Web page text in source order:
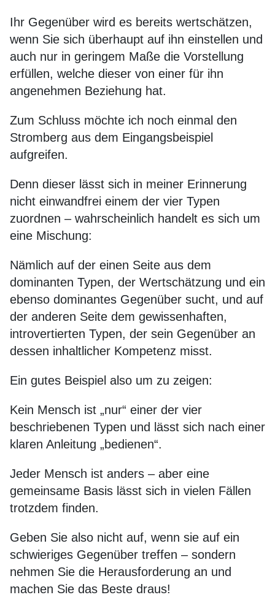
Ihr Gegenüber wird es bereits wertschätzen,
wenn Sie sich überhaupt auf ihn einstellen und
auch nur in geringem Maße die Vorstellung
erfüllen, welche dieser von einer für ihn
angenehmen Beziehung hat.
Zum Schluss möchte ich noch einmal den
Stromberg aus dem Eingangsbeispiel
aufgreifen.
Denn dieser lässt sich in meiner Erinnerung
nicht einwandfrei einem der vier Typen
zuordnen – wahrscheinlich handelt es sich um
eine Mischung:
Nämlich auf der einen Seite aus dem
dominanten Typen, der Wertschätzung und ein
ebenso dominantes Gegenüber sucht, und auf
der anderen Seite dem gewissenhaften,
introvertierten Typen, der sein Gegenüber an
dessen inhaltlicher Kompetenz misst.
Ein gutes Beispiel also um zu zeigen:
Kein Mensch ist „nur“ einer der vier
beschriebenen Typen und lässt sich nach einer
klaren Anleitung „bedienen“.
Jeder Mensch ist anders – aber eine
gemeinsame Basis lässt sich in vielen Fällen
trotzdem finden.
Geben Sie also nicht auf, wenn sie auf ein
schwieriges Gegenüber treffen – sondern
nehmen Sie die Herausforderung an und
machen Sie das Beste draus!